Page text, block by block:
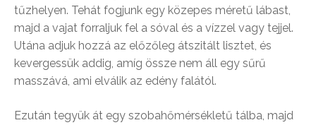
tűzhelyen. Tehát fogjunk egy közepes méretű lábast,
majd a vajat forraljuk fel a sóval és a vízzel vagy tejjel.
Utána adjuk hozzá az előzőleg átszitált lisztet, és
kevergessük addig, amíg össze nem áll egy sűrű
masszává, ami elválik az edény falától.
Ezután tegyük át egy szobahőmérsékletű tálba, majd